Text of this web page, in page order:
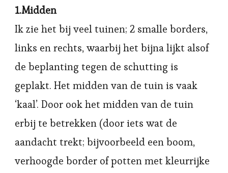
1.Midden
Ik zie het bij veel tuinen; 2 smalle borders,
links en rechts, waarbij het bijna lijkt alsof
de beplanting tegen de schutting is
geplakt. Het midden van de tuin is vaak
‘kaal’. Door ook het midden van de tuin
erbij te betrekken (door iets wat de
aandacht trekt; bijvoorbeeld een boom,
verhoogde border of potten met kleurrijke